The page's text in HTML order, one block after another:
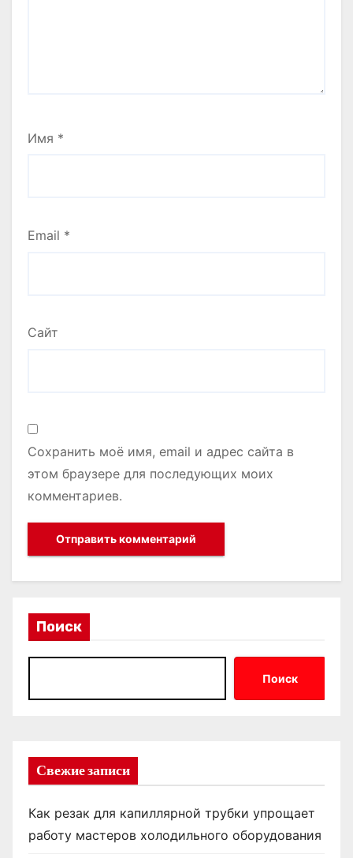
Имя *
Email *
Сайт
Сохранить моё имя, email и адрес сайта в
этом браузере для последующих моих
комментариев.
Поиск
Поиск
Свежие записи
Как резак для капиллярной трубки упрощает
работу мастеров холодильного оборудования